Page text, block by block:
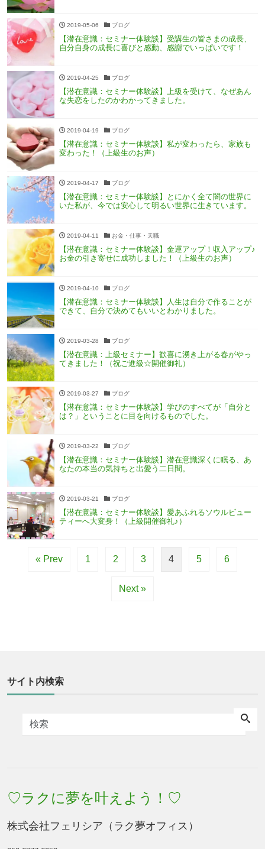
2019-05-06 ブログ
【潜在意識：セミナー体験談】受講生の皆さまの成長、
自分自身の成長に喜びと感動、感謝でいっぱいです！
2019-04-25 ブログ
【潜在意識：セミナー体験談】上級を受けて、なぜあん
な失恋をしたのかわかってきました。
2019-04-19 ブログ
【潜在意識：セミナー体験談】私が変わったら、家族も
変わった！（上級生のお声）
2019-04-17 ブログ
【潜在意識：セミナー体験談】とにかく全て闇の世界に
いた私が、今では安心して明るい世界に生きています。
2019-04-11 お金・仕事・天職
【潜在意識：セミナー体験談】金運アップ！収入アップ♪
お金の引き寄せに成功しました！（上級生のお声）
2019-04-10 ブログ
【潜在意識：セミナー体験談】人生は自分で作ることが
できて、自分で決めてもいいとわかりました。
2019-03-28 ブログ
【潜在意識：上級セミナー】歓喜に湧き上がる春がやっ
てきました！（祝ご進級☆開催御礼）
2019-03-27 ブログ
【潜在意識：セミナー体験談】学びのすべてが「自分と
は？」ということに目を向けるものでした。
2019-03-22 ブログ
【潜在意識：セミナー体験談】潜在意識深くに眠る、あ
なたの本当の気持ちと出愛う二日間。
2019-03-21 ブログ
【潜在意識：セミナー体験談】愛あふれるソウルビュー
ティーへ大変身！（上級開催御礼♪）
« Prev 1 2 3 4 5 6
Next »
サイト内検索
♡ラクに夢を叶えよう！♡
株式会社フェリシア（ラク夢オフィス）